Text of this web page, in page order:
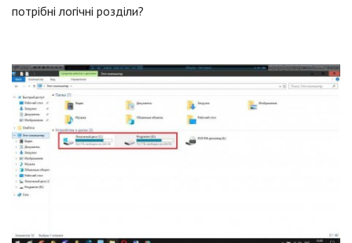
потрібні логічні розділи?